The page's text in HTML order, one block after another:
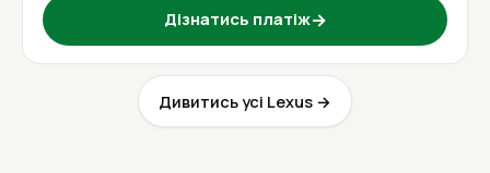
Дізнатись платіж→
Дивитись усі Lexus →